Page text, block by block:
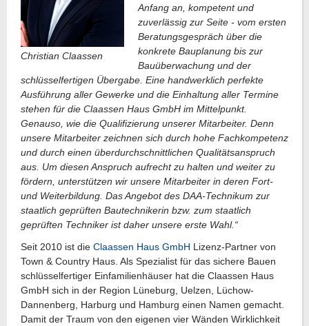
Christian Claassen
Anfang an, kompetent und
zuverlässig zur Seite - vom ersten
Beratungsgespräch über die
konkrete Bauplanung bis zur
Bauüberwachung und der
schlüsselfertigen Übergabe. Eine handwerklich perfekte
Ausführung aller Gewerke und die Einhaltung aller Termine
stehen für die Claassen Haus GmbH im Mittelpunkt.
Genauso, wie die Qualifizierung unserer Mitarbeiter. Denn
unsere Mitarbeiter zeichnen sich durch hohe Fachkompetenz
und durch einen überdurchschnittlichen Qualitätsanspruch
aus. Um diesen Anspruch aufrecht zu halten und weiter zu
fördern, unterstützen wir unsere Mitarbeiter in deren Fort-
und Weiterbildung. Das Angebot des DAA-Technikum zur
staatlich geprüften Bautechnikerin bzw. zum staatlich
geprüften Techniker ist daher unsere erste Wahl.“
Seit 2010 ist die Claassen Haus GmbH Lizenz-Partner von
Town & Country Haus. Als Spezialist für das sichere Bauen
schlüsselfertiger Einfamilienhäuser hat die Claassen Haus
GmbH sich in der Region Lüneburg, Uelzen, Lüchow-
Dannenberg, Harburg und Hamburg einen Namen gemacht.
Damit der Traum von den eigenen vier Wänden Wirklichkeit